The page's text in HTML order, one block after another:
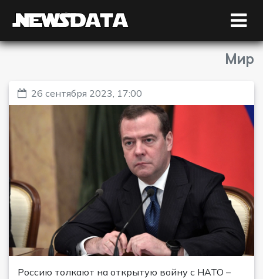
Мир
26 сентября 2023, 17:00
Россию толкают на открытую войну с НАТО –